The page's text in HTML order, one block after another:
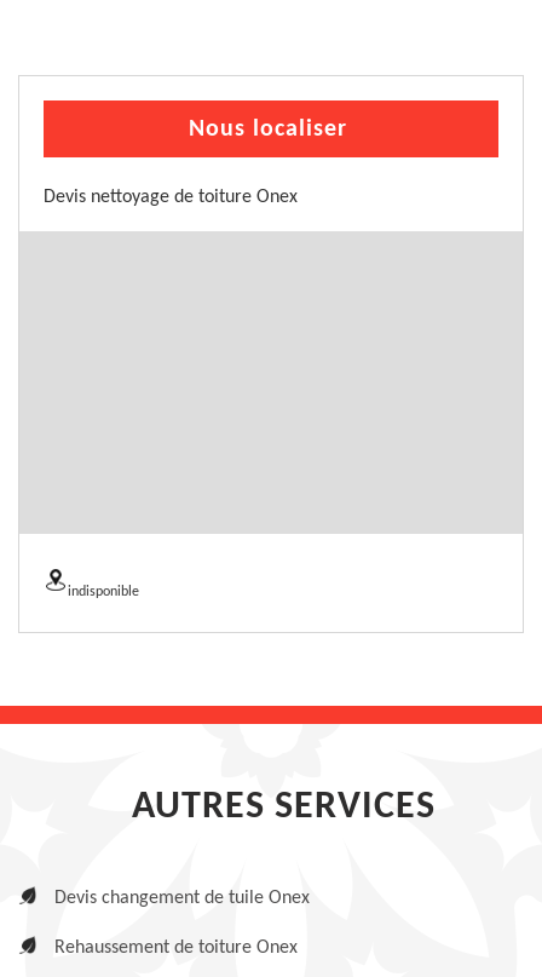
Nous localiser
Devis nettoyage de toiture Onex
indisponible
AUTRES SERVICES
Devis changement de tuile Onex
Rehaussement de toiture Onex